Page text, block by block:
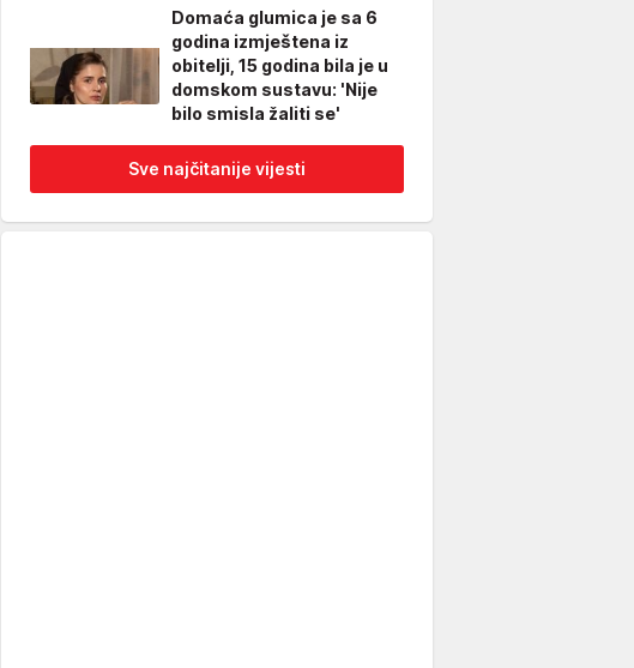
Domaća glumica je sa 6
godina izmještena iz
obitelji, 15 godina bila je u
domskom sustavu: 'Nije
bilo smisla žaliti se'
Sve najčitanije vijesti